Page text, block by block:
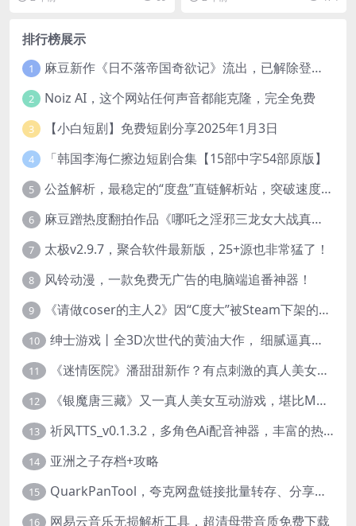
排行榜展示
1 麻豆新作《日不落帝国奇欲记》流出，已解除登录验证！
2 Noiz AI，这个网站任何声音都能克隆，完全免费
3 【小白短剧】免费短剧分享2025年1月3日
4 「韩国李海仁擦边短剧合集【15部中字54部原版】
5 公益解析，最稳定的“度盘”直链解析站，突破速度限制
6 麻豆蹭热度翻拍作品《哪吒之淫邪三龙女大战真阳魔童》 已上线
7 太极v2.9.7，聚合软件最新版，25+源也非常猛了！
8 风铃动漫，一款免费无广告的电脑端追番神器！
9 《请做coser的主人2》因“C度大”被Steam下架的真人美女互动游戏！
10 绅士游戏丨全3D次世代的黄油大作， 细腻逼真的双人互动狂想曲！
11 《迷情医院》潘甜甜新作？有点刺激的真人美女互动游戏
12 《银魔唐三藏》又一真人美女互动游戏，堪比M豆！
13 祈风TTS_v0.1.3.2，多角色Ai配音神器，丰富的热门音色
14 亚洲之子存档+攻略
15 QuarkPanTool，夸克网盘链接批量转存、分享和下载工具
16 网易云音乐无损解析工具，超清母带音质免费下载